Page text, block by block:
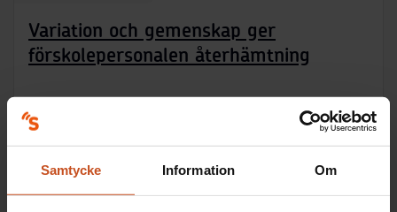
Samtycke Information Om
Variation och gemenskap ger
förskolepersonalen återhämtning
2022-09-20